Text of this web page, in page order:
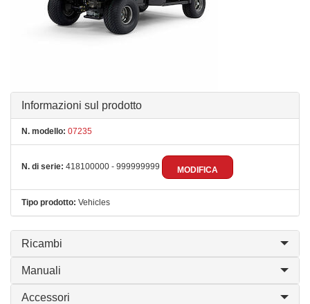
Informazioni sul prodotto
N. modello: 07235
N. di serie: 418100000 - 999999999 MODIFICA
Tipo prodotto: Vehicles
Ricambi
Manuali
Accessori